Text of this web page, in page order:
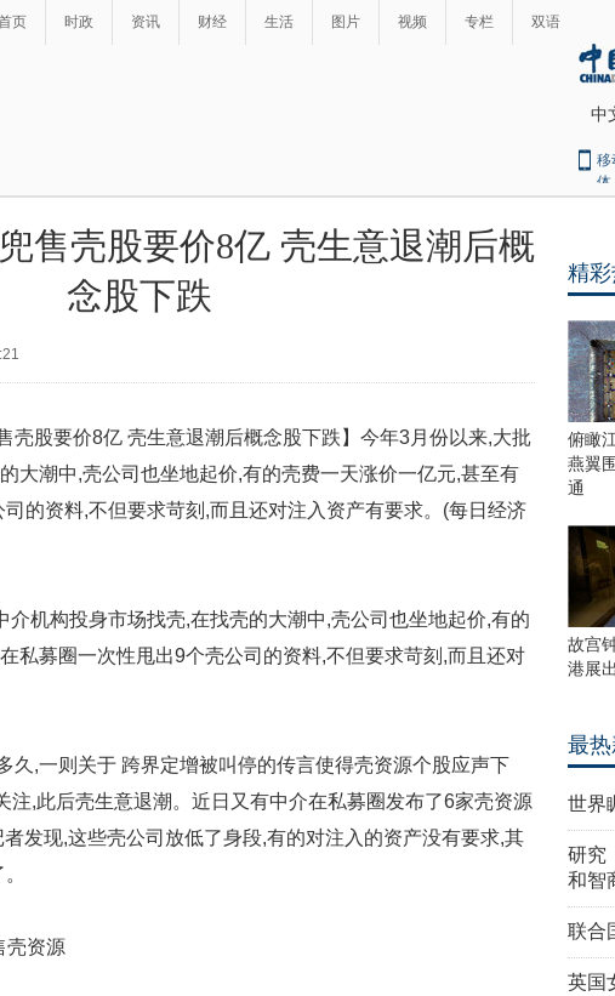
页 时政 资讯 财经 生活 图片 视频 专栏 双语
中
移
体
售壳股要价8亿 壳生意退潮后概
念股下跌
股要价8亿 壳生意退潮后概念股下跌】今年3月份以来,大批
大潮中,壳公司也坐地起价,有的壳费一天涨价一亿元,甚至有
的资料,不但要求苛刻,而且还对注入资产有要求。(每日经济
机构投身市场找壳,在找壳的大潮中,壳公司也坐地起价,有的
私募圈一次性甩出9个壳公司的资料,不但要求苛刻,而且还对
,一则关于 跨界定增被叫停的传言使得壳资源个股应声下
注,此后壳生意退潮。近日又有中介在私募圈发布了6家壳资源
发现,这些壳公司放低了身段,有的对注入的资产没有要求,其
资源
精
俯瞰
燕翼
通
故宫
港展
最
世界
研究
和智
联合
英国